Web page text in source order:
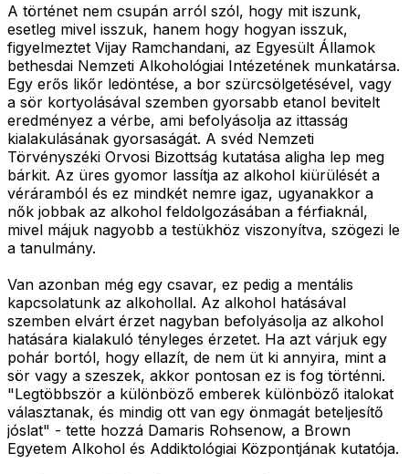
A történet nem csupán arról szól, hogy mit iszunk,
esetleg mivel isszuk, hanem hogy hogyan isszuk,
figyelmeztet Vijay Ramchandani, az Egyesült Államok
bethesdai Nemzeti Alkohológiai Intézetének munkatársa.
Egy erős likőr ledöntése, a bor szürcsölgetésével, vagy
a sör kortyolásával szemben gyorsabb etanol bevitelt
eredményez a vérbe, ami befolyásolja az ittasság
kialakulásának gyorsaságát. A svéd Nemzeti
Törvényszéki Orvosi Bizottság kutatása aligha lep meg
bárkit. Az üres gyomor lassítja az alkohol kiürülését a
véráramból és ez mindkét nemre igaz, ugyanakkor a
nők jobbak az alkohol feldolgozásában a férfiaknál,
mivel májuk nagyobb a testükhöz viszonyítva, szögezi le
a tanulmány.
Van azonban még egy csavar, ez pedig a mentális
kapcsolatunk az alkohollal. Az alkohol hatásával
szemben elvárt érzet nagyban befolyásolja az alkohol
hatására kialakuló tényleges érzetet. Ha azt várjuk egy
pohár bortól, hogy ellazít, de nem üt ki annyira, mint a
sör vagy a szeszek, akkor pontosan ez is fog történni.
"Legtöbbször a különböző emberek különböző italokat
választanak, és mindig ott van egy önmagát beteljesítő
jóslat" - tette hozzá Damaris Rohsenow, a Brown
Egyetem Alkohol és Addiktológiai Központjának kutatója.